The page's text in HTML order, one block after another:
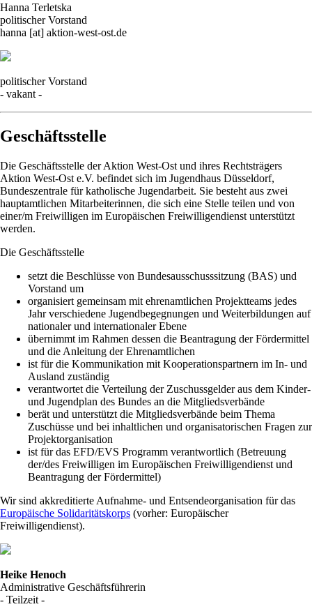
Hanna Terletska
politischer Vorstand
hanna [at] aktion-west-ost.de
politischer Vorstand
- vakant -
Geschäftsstelle
Die Geschäftsstelle der Aktion West-Ost und ihres Rechtsträgers
Aktion West-Ost e.V. befindet sich im Jugendhaus Düsseldorf,
Bundeszentrale für katholische Jugendarbeit. Sie besteht aus zwei
hauptamtlichen Mitarbeiterinnen, die sich eine Stelle teilen und von
einer/m Freiwilligen im Europäischen Freiwilligendienst unterstützt
werden.
Die Geschäftsstelle
setzt die Beschlüsse von Bundesausschusssitzung (BAS) und
Vorstand um
organisiert gemeinsam mit ehrenamtlichen Projektteams jedes
Jahr verschiedene Jugendbegegnungen und Weiterbildungen auf
nationaler und internationaler Ebene
übernimmt im Rahmen dessen die Beantragung der Fördermittel
und die Anleitung der Ehrenamtlichen
ist für die Kommunikation mit Kooperationspartnern im In- und
Ausland zuständig
verantwortet die Verteilung der Zuschussgelder aus dem Kinder-
und Jugendplan des Bundes an die Mitgliedsverbände
berät und unterstützt die Mitgliedsverbände beim Thema
Zuschüsse und bei inhaltlichen und organisatorischen Fragen zur
Projektorganisation
ist für das EFD/EVS Programm verantwortlich (Betreuung
der/des Freiwilligen im Europäischen Freiwilligendienst und
Beantragung der Fördermittel)
Wir sind akkreditierte Aufnahme- und Entsendeorganisation für das
Europäische Solidaritätskorps (vorher: Europäischer
Freiwilligendienst).
Heike Henoch
Administrative Geschäftsführerin
- Teilzeit -